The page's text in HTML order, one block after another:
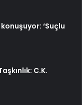
‘Suçlu
C.K.